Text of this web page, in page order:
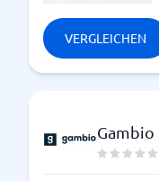
VERGLEICHEN
Gambio